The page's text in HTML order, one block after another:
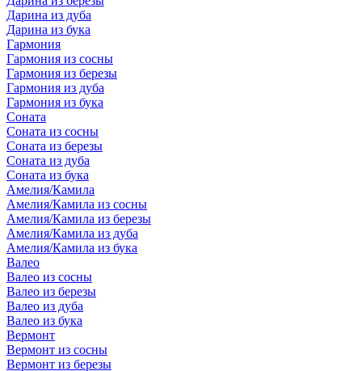
Дарина из дуба
Дарина из бука
Гармония
Гармония из сосны
Гармония из березы
Гармония из дуба
Гармония из бука
Соната
Соната из сосны
Соната из березы
Соната из дуба
Соната из бука
Амелия/Камила
Амелия/Камила из сосны
Амелия/Камила из березы
Амелия/Камила из дуба
Амелия/Камила из бука
Валео
Валео из сосны
Валео из березы
Валео из дуба
Валео из бука
Вермонт
Вермонт из сосны
Вермонт из березы